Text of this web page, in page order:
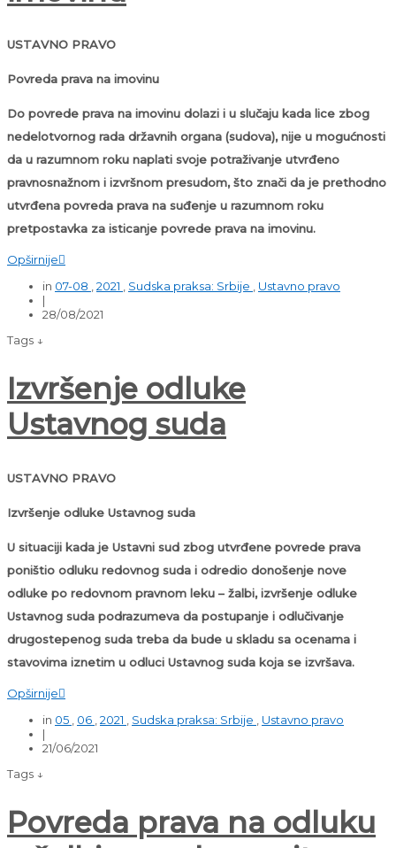
USTAVNO PRAVO
Povreda prava na imovinu
Do povrede prava na imovinu dolazi i u slučaju kada lice zbog
nedelotvornog rada državnih organa (sudova), nije u mogućnosti
da u razumnom roku naplati svoje potraživanje utvrđeno
pravnosnažnom i izvršnom presudom, što znači da je prethodno
utvrđena povreda prava na suđenje u razumnom roku
pretpostavka za isticanje povrede prava na imovinu.
Opširnije
in 07-08 2021 Sudska praksa: Srbije
Ustavno pravo
|
28/08/2021
Tags ↓
Izvršenje odluke
Ustavnog suda
USTAVNO PRAVO
Izvršenje odluke Ustavnog suda
U situaciji kada je Ustavni sud zbog utvrđene povrede prava
poništio odluku redovnog suda i odredio donošenje nove
odluke po redovnom pravnom leku – žalbi, izvršenje odluke
Ustavnog suda podrazumeva da postupanje i odlučivanje
drugostepenog suda treba da bude u skladu sa ocenama i
stavovima iznetim u odluci Ustavnog suda koja se izvršava.
Opširnije
in 05 06 2021 Sudska praksa: Srbije
Ustavno pravo
|
21/06/2021
Tags ↓
Povreda prava na odluku